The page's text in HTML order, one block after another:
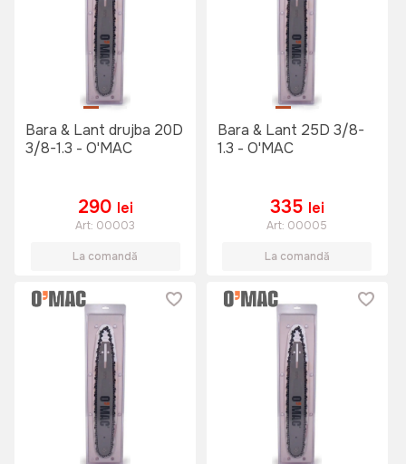
Bara & Lant drujba 20D
3/8-1.3 - O'MAC
290 lei
Art: 00003
La comandă
Bara & Lant 25D 3/8-
1.3 - O'MAC
335 lei
Art: 00005
La comandă